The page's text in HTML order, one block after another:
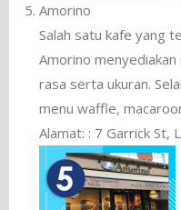
Amorino
Salah satu kafe yang
Amorino
rasa serta ukuran.
menu waffle,
Alamat: : 7 Garrick St,